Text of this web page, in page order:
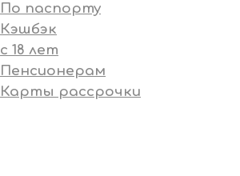
По паспорту
Кэшбэк
с 18 лет
Пенсионерам
Карты рассрочки